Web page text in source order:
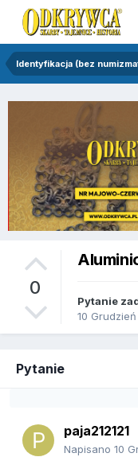
Identyfikacja (bez
0
Pytanie
10
Pytanie
paja212121
Napisano 10